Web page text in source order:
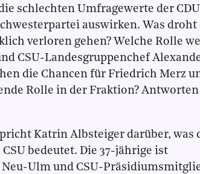
schlechten Umfragewerte der
auswirken. Was droht
verloren gehen? Welche Rolle
CSU-Landesgruppenchef
die Chancen für Friedrich Merz
Rolle in der Fraktion?
Katrin Albsteiger darüber, was
bedeutet. Die 37-jährige ist
Ulm und CSU-